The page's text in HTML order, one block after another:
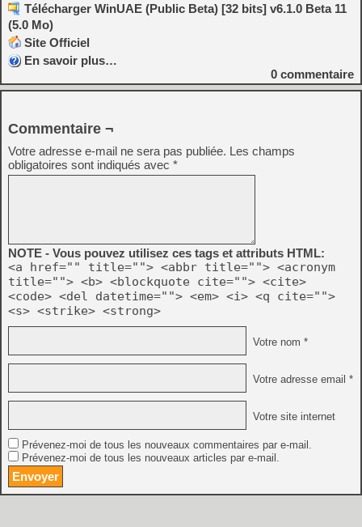
Télécharger WinUAE (Public Beta) [32 bits] v6.1.0 Beta 11
(5.0 Mo)
Site Officiel
En savoir plus…
0 commentaire
Commentaire ¬
Votre adresse e-mail ne sera pas publiée. Les champs
obligatoires sont indiqués avec *
NOTE - Vous pouvez utilisez ces tags et attributs HTML:
<a href="" title=""> <abbr title=""> <acronym
title=""> <b> <blockquote cite=""> <cite>
<code> <del datetime=""> <em> <i> <q cite="">
<s> <strike> <strong>
Votre nom *
Votre adresse email *
Votre site internet
Prévenez-moi de tous les nouveaux commentaires par e-mail.
Prévenez-moi de tous les nouveaux articles par e-mail.